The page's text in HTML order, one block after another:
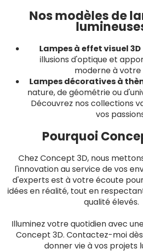
Nos modèles de
Lampes à effet visuel 3D
illusions d'optique et
moderne à votre
Lampes décoratives à
nature, de géométrie ou
Découvrez nos collections
vos
Pourquoi
Chez Concept 3D, nous
l'innovation au service de vos
d'experts est à votre écoute
idées en réalité, tout en
qualité élevés.
Illuminez votre quotidien avec
Concept 3D. Contactez-moi
donner vie à vos projets